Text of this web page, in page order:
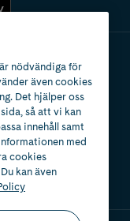
2024
nödvändiga för
även cookies
Det hjälper oss
så att vi kan
innehåll samt
med
cookies
kan även